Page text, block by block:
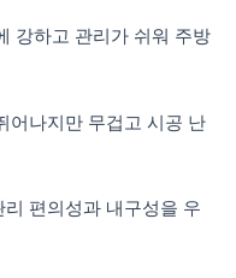
강하고 관리가 쉬워 주방
어나지만 무겁고 시공 난
편의성과 내구성을 우